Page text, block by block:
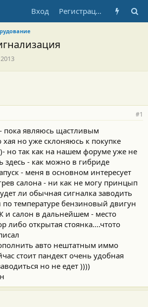
Вход Регистрация
#1
пока являюсь щастливым
хая но уже склоняюсь к покупке
но так как на нашем форуме уже не
здесь - как можно в гибриде
- меня в основном интересует
салона - ни как не могу принцып
ли обычная сигналка заводить
температуре бензиновый двигун
и салон в дальнейшем - место
либо открытая стоянка....чтото
авто нештатным иммо
стоит пандект очень удобная
но не едет ))))